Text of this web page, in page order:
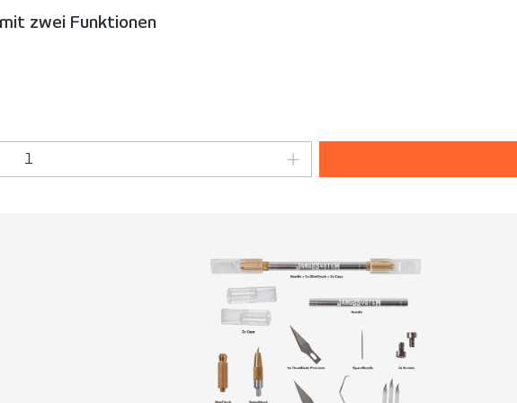
zwei Funktionen
Wert ein oder benutze die